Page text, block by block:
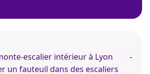
escalier intérieur à Lyon
-
un fauteuil dans des escaliers